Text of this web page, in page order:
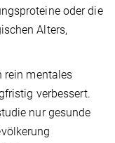
oder die
Alters,
rein mentales
verbessert.
nur gesunde